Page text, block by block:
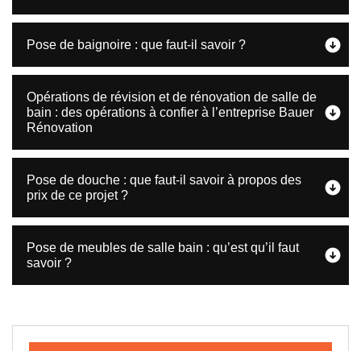
Pose de baignoire : que faut-il savoir ?
Opérations de révision et de rénovation de salle de
bain : des opérations à confier à l’entreprise Bauer
Rénovation
Pose de douche : que faut-il savoir à propos des
prix de ce projet ?
Pose de meubles de salle bain : qu’est qu’il faut
savoir ?